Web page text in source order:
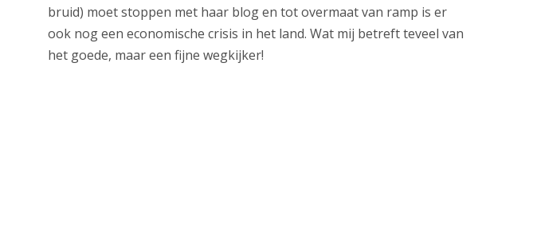
bruid) moet stoppen met haar blog en tot overmaat van ramp is er
ook nog een economische crisis in het land. Wat mij betreft teveel van
het goede, maar een fijne wegkijker!